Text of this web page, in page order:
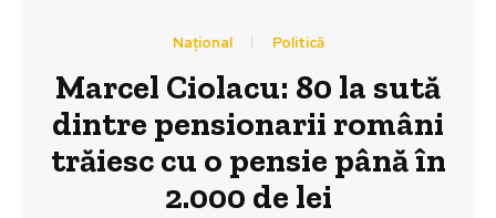
Național Politică
Marcel Ciolacu: 80 la sută
dintre pensionarii români
trăiesc cu o pensie până în
2.000 de lei